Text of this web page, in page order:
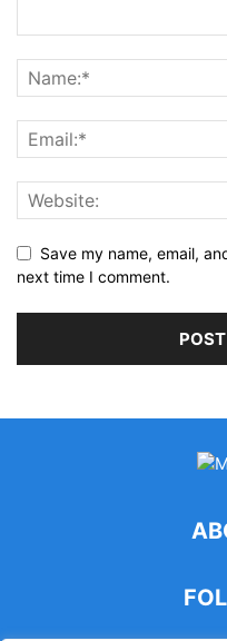
Save my name, email,
next time I comment.